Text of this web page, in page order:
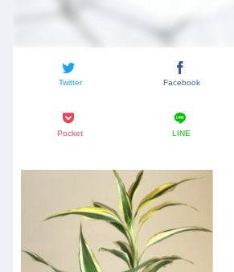
Twitter Facebook
Pocket LINE